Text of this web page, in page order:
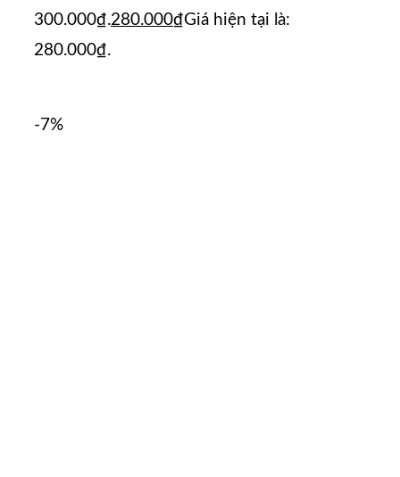
300.000₫.280.000₫Giá hiện tại là:
280.000₫.
-7%